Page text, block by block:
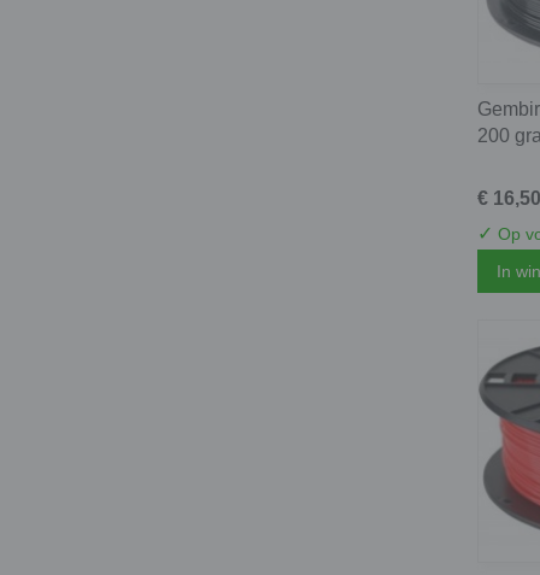
200
€ 16,50
✓ Op
In